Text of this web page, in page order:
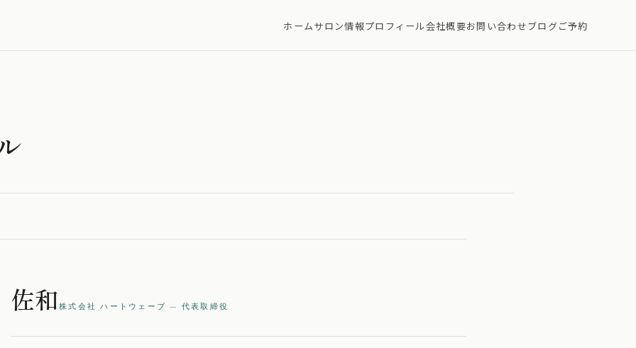
ホームサロン情報プロフィール会社概要お問い合わせブログご予約
佐和株式会社 ハートウェーブ — 代表取締役